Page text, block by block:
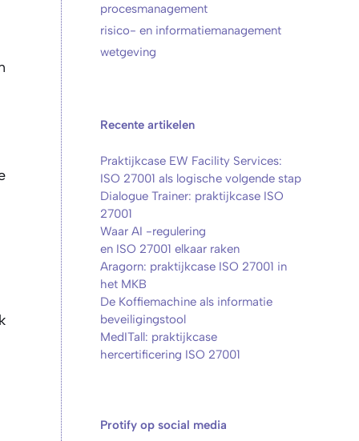
procesmanagement
risico- en informatiemanagement
wetgeving
Recente artikelen
Praktijkcase EW Facility Services:
ISO 27001 als logische volgende stap
Dialogue Trainer: praktijkcase ISO
27001
Waar AI -regulering
en ISO 27001 elkaar raken
Aragorn: praktijkcase ISO 27001 in
het MKB
De Koffiemachine als informatie
beveiligingstool
MedITall: praktijkcase
hercertificering ISO 27001
Protify op social media